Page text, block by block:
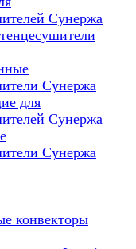
Сунержа
Сунержа
для
Сунержа
Сунержа
конвекторы